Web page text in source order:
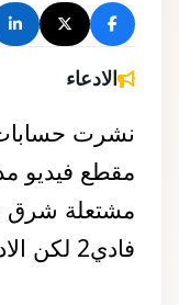
الادعاء
فادي2 لكن الادعاء ليس صحيح